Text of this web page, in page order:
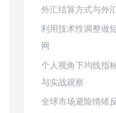
外汇结算方式与外
利用技术性调整做
网
个人视角下均线指
与实战观察
全球市场避险情绪